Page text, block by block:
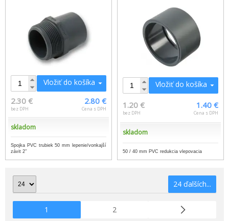
Vložiť do košíka
2.30 €
bez DPH
2.80 €
Cena s DPH
skladom
Spojka PVC trubiek 50 mm lepenie/vonkajší
závit 2''
Vložiť do košíka
1.20 €
bez DPH
1.40 €
Cena s DPH
skladom
50 / 40 mm PVC redukcia vlepovacia
24 ďalších...
1 2